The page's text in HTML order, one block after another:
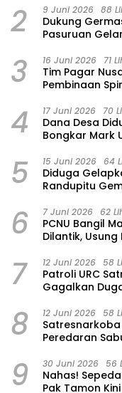
2 9 Juni 2026 88
Dukung
Pasuruan
3 16 Juni 2026 71
Tim Pagar
Pembinaan
4 17 Juni 2026 70
Dana Desa
Bongkar Mark
5 15 Juni 2026 64
‎Diduga
Randupitu
6 7 Juni 2026 62
‎PCNU Bangil
Dilantik,
7 12 Juni 2026 58
Patroli URC
Gagalkan
8 12 Juni 2026 58
Peredaran
9 30 Juni 2026 56
‎Nahas!
Pak Tamon